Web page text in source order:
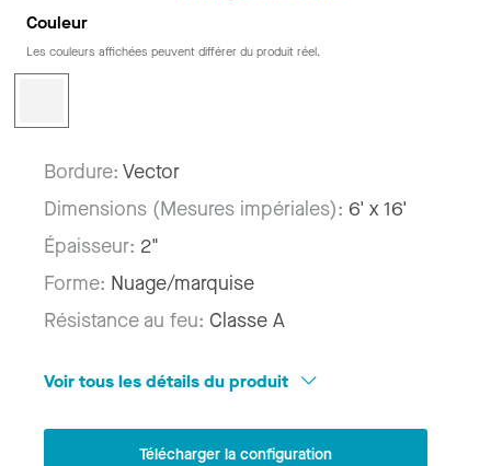
Couleur
Les couleurs affichées peuvent différer du produit réel.
Bordure: Vector
Dimensions (Mesures impériales): 6' x 16'
Épaisseur: 2"
Forme: Nuage/marquise
Résistance au feu: Classe A
Voir tous les détails du produit
Télécharger la configuration